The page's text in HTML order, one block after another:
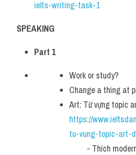
Cách dùng từ
Từ vựng theo tiền tố
Task 1
Ngân hàng đề thi máy
Phân biệt từ
Report đề thi thật IELTS
ielts-writing-task-1
SPEAKING
Part 1
Work or study?
Change a thing at
https://
tu-vung-topic-art-
- Thích modern